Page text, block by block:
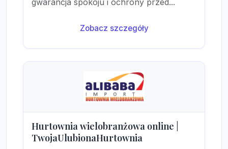
gwarancja spokoju i ochrony przed...
Zobacz szczegóły
Hurtownia wielobranżowa online |
TwojaUlubionaHurtownia